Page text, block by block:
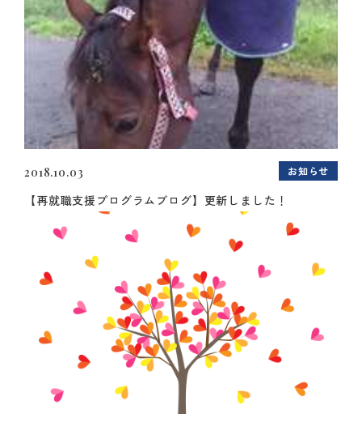
2018.10.03 お知らせ
【再就職支援プログラムブログ】更新しました！